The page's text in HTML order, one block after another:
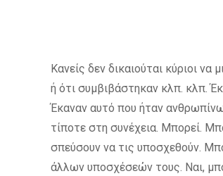
Κανείς δεν δικαιούται κύριοι να
ή ότι συμβιβάστηκαν κλπ. κλπ.
Έκαναν αυτό που ήταν
τίποτε στη συνέχεια. Μπορεί.
σπεύσουν να τις υποσχεθούν.
άλλων υποσχέσεών τους. Ναι,